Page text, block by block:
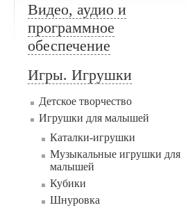
Видео, аудио и
программное
обеспечение
Игры. Игрушки
Детское творчество
Игрушки для малышей
Каталки-игрушки
Музыкальные игрушки для
малышей
Кубики
Шнуровка